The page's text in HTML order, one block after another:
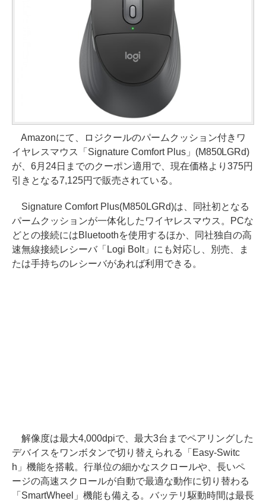
Amazonにて、ロジクールのパームクッション付きワ
イヤレスマウス「Signature Comfort Plus」(M850LGRd)
が、6月24日までのクーポン適用で、現在価格より375円
引きとなる7,125円で販売されている。
Signature Comfort Plus(M850LGRd)は、同社初となる
パームクッションが一体化したワイヤレスマウス。PCな
どとの接続にはBluetoothを使用するほか、同社独自の高
速無線接続レシーバ「Logi Bolt」にも対応し、別売、ま
たは手持ちのレシーバがあれば利用できる。
解像度は最大4,000dpiで、最大3台までペアリングした
デバイスをワンボタンで切り替えられる「Easy-Switc
h」機能を搭載。行単位の細かなスクロールや、長いペ
ージの高速スクロールが自動で最適な動作に切り替わる
「SmartWheel」機能も備える。バッテリ駆動時間は最長